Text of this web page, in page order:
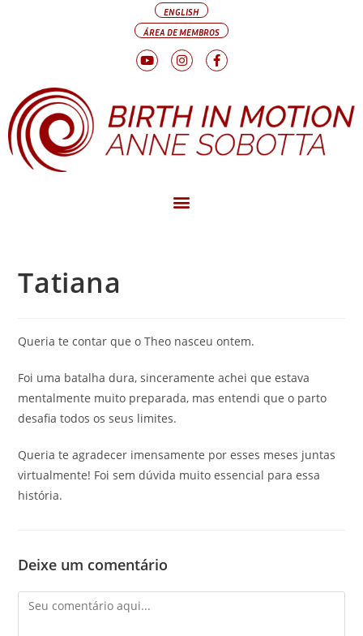
ENGLISH
ÁREA DE MEMBROS
Tatiana
Queria te contar que o Theo nasceu ontem.
Foi uma batalha dura, sinceramente achei que estava
mentalmente muito preparada, mas entendi que o parto
desafia todos os seus limites.
Queria te agradecer imensamente por esses meses juntas
virtualmente! Foi sem dúvida muito essencial para essa
história.
Deixe um comentário